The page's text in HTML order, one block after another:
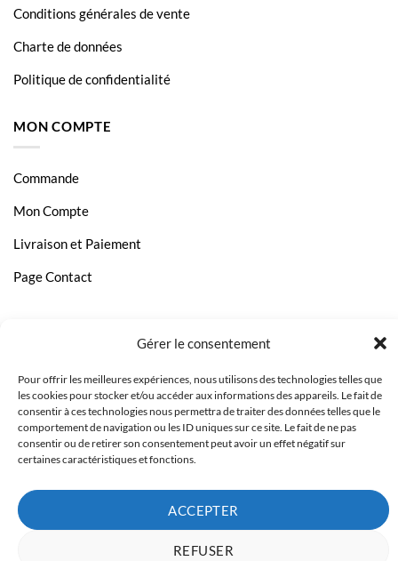
Gérer le consentement
Pour offrir les meilleures expériences, nous utilisons des technologies telles que
les cookies pour stocker et/ou accéder aux informations des appareils. Le fait de
consentir à ces technologies nous permettra de traiter des données telles que le
comportement de navigation ou les ID uniques sur ce site. Le fait de ne pas
consentir ou de retirer son consentement peut avoir un effet négatif sur
certaines caractéristiques et fonctions.
ACCEPTER
REFUSER
HP OfficeJet J5730
HP OfficeJet J5750
HP OfficeJet J5780
HP OfficeJet J5785
HP OfficeJet J5788
HP OfficeJet J6413
HP OfficeJet J6415
HP OfficeJet J6424
HP OfficeJet J6450
HP OfficeJet J6480
HP PhotoSmart C 4324
Conditions générales de vente
Charte de données
Politique de confidentialité
MON COMPTE
Commande
Mon Compte
Livraison et Paiement
Page Contact
Copyright 2023 © Inkcenter - Webdesign byMedia84